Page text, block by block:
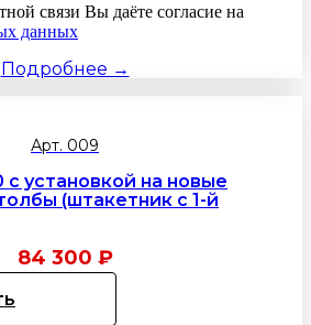
связи Вы даёте согласие на
данных
Подробнее →
Арт. 009
с установкой на новые
(штакетник с 1-й
84 300 ₽